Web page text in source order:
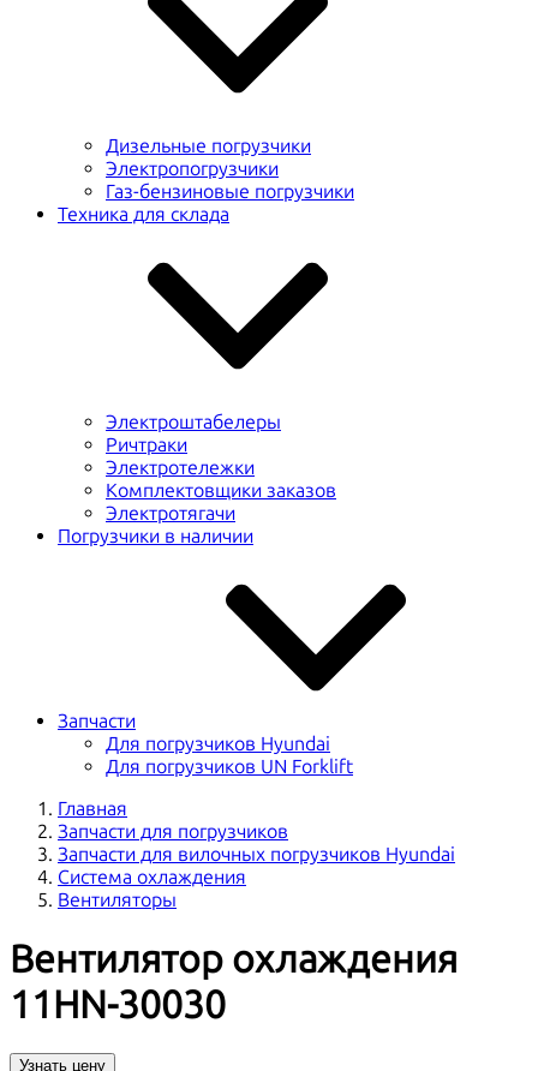
Дизельные погрузчики
Электропогрузчики
Газ-бензиновые погрузчики
Техника для склада
Электроштабелеры
Ричтраки
Электротележки
Комплектовщики заказов
Электротягачи
Погрузчики в наличии
Запчасти
Для погрузчиков Hyundai
Для погрузчиков UN Forklift
Главная
Запчасти для погрузчиков
Запчасти для вилочных погрузчиков Hyundai
Система охлаждения
Вентиляторы
Вентилятор охлаждения
11HN-30030
Узнать цену